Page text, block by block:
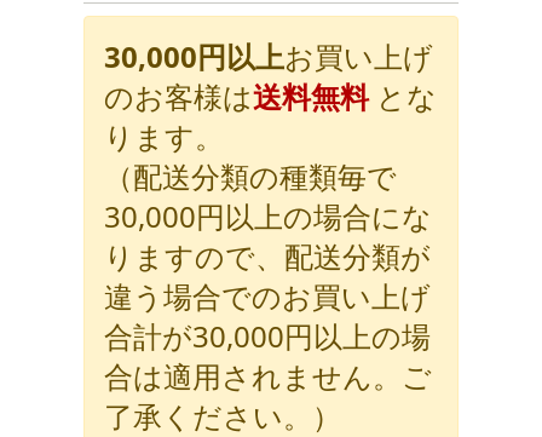
30,000円以上お買い上げ
のお客様は送料無料とな
ります。
（配送分類の種類毎で
30,000円以上の場合にな
りますので、配送分類が
違う場合でのお買い上げ
合計が30,000円以上の場
合は適用されません。ご
了承ください。）